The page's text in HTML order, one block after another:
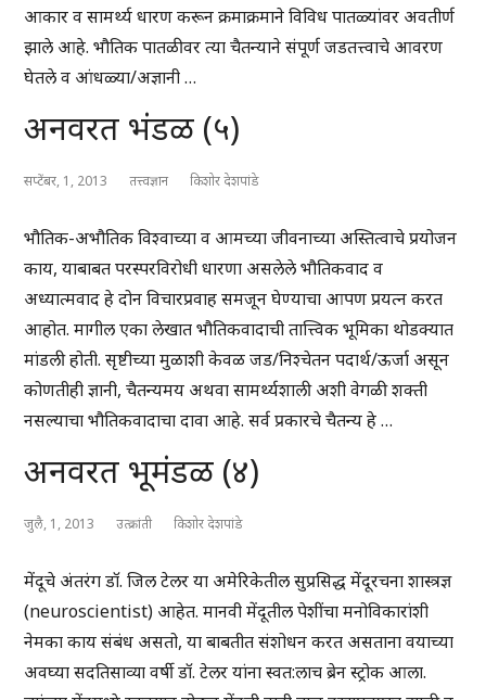
आकार व सामर्थ्य धारण करून क्रमाक्रमाने विविध पातळ्यांवर अवतीर्ण
झाले आहे. भौतिक पातळीवर त्या चैतन्याने संपूर्ण जडतत्त्वाचे आवरण
घेतले व आंधळ्या/अज्ञानी …
अनवरत भंडळ (५)
सप्टेंबर, 1, 2013 तत्त्वज्ञान किशोर देशपांडे
भौतिक-अभौतिक विश्वाच्या व आमच्या जीवनाच्या अस्तित्वाचे प्रयोजन
काय, याबाबत परस्परविरोधी धारणा असलेले भौतिकवाद व
अध्यात्मवाद हे दोन विचारप्रवाह समजून घेण्याचा आपण प्रयत्न करत
आहोत. मागील एका लेखात भौतिकवादाची तात्त्विक भूमिका थोडक्यात
मांडली होती. सृष्टीच्या मुळाशी केवळ जड/निश्चेतन पदार्थ/ऊर्जा असून
कोणतीही ज्ञानी, चैतन्यमय अथवा सामर्थ्यशाली अशी वेगळी शक्ती
नसल्याचा भौतिकवादाचा दावा आहे. सर्व प्रकारचे चैतन्य हे …
अनवरत भूमंडळ (४)
जुलै, 1, 2013 उत्क्रांती किशोर देशपांडे
मेंदूचे अंतरंग डॉ. जिल टेलर या अमेरिकेतील सुप्रसिद्ध मेंदूरचना शास्त्रज्ञ
(neuroscientist) आहेत. मानवी मेंदूतील पेशींचा मनोविकारांशी
नेमका काय संबंध असतो, या बाबतीत संशोधन करत असताना वयाच्या
अवघ्या सदतिसाव्या वर्षी डॉ. टेलर यांना स्वत:लाच ब्रेन स्ट्रोक आला.